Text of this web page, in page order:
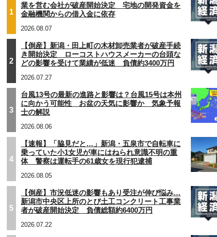
1
業を営む会社が破産開始決定 宅地の開発資金を
金融機関からの借入金に依存
2026.08.07
2
【倒産】新潟・田上町の木材卸売業者が破産手続
き開始決定 ローコストハウスメーカーの台頭な
どの影響を受けて業績が低迷 負債約3400万円
2026.07.27
3
台風13号の最新の進路と影響は？台風15号は本州
に向かう可能性 お盆の天気に影響か 気象予報
士の解説
2026.08.06
4
【速報】「脇見だと…」新潟・五泉市で自転車に
乗っていた小1女児が車にはねられ意識不明の重
体 警察は運転手の61歳女を現行犯逮捕
2026.08.05
5
【倒産】市況低迷の影響もあり受注が伸び悩み…
新潟市中央区上所のとび土工コンクリート工事業
者が破産開始決定 負債総額約6400万円
2026.07.22